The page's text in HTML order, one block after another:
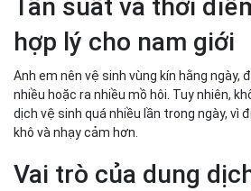
Tần suất và thời
hợp lý cho nam giới
Anh em nên vệ sinh vùng kín hằng ngày,
nhiều hoặc ra nhiều mồ hôi. Tuy nhiên,
dịch vệ sinh quá nhiều lần trong ngày, vì
khô và nhạy cảm hơn.
Vai trò của dung